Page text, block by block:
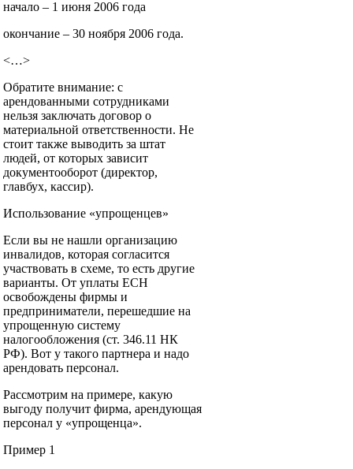
начало – 1 июня 2006 года
окончание – 30 ноября 2006 года.
<…>
Обратите внимание: с
арендованными сотрудниками
нельзя заключать договор о
материальной ответственности. Не
стоит также выводить за штат
людей, от которых зависит
документооборот (директор,
главбух, кассир).
Использование «упрощенцев»
Если вы не нашли организацию
инвалидов, которая согласится
участвовать в схеме, то есть другие
варианты. От уплаты ЕСН
освобождены фирмы и
предприниматели, перешедшие на
упрощенную систему
налогообложения (ст. 346.11 НК
РФ). Вот у такого партнера и надо
арендовать персонал.
Рассмотрим на примере, какую
выгоду получит фирма, арендующая
персонал у «упрощенца».
Пример 1